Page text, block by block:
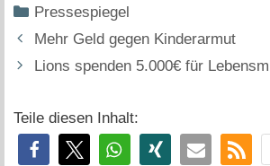
Kategorien
Pressespiegel
Mehr Geld gegen Kinderarmut
Lions spenden 5.000€ für
Teile diesen Inhalt: